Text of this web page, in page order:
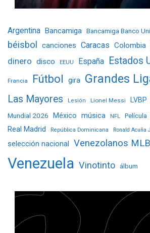
Argentina Bancamiga Bancamiga Banco
béisbol canciones Caracas Colombia
dinero disco EEUU España Estados
Francia Fútbol gira Grandes
Las Mayores Lesión Lionel Messi LVBP
Mundial 2026 México música NFL Película
Real Madrid República Dominicana Ronald Acuña
selección nacional Venezolanos MLB
Venezuela Vinotinto álbum